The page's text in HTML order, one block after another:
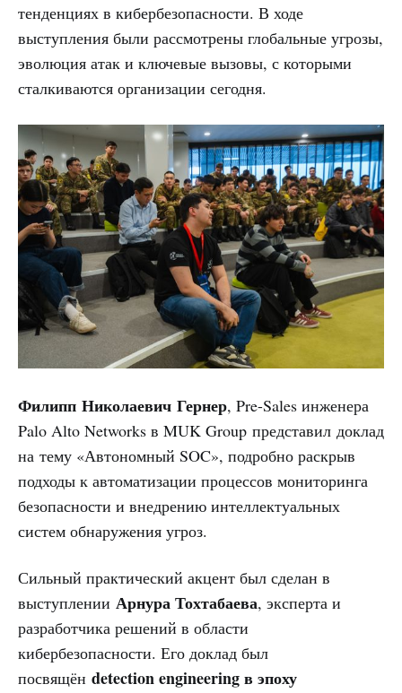
тенденциях в кибербезопасности. В ходе
выступления были рассмотрены глобальные угрозы,
эволюция атак и ключевые вызовы, с которыми
сталкиваются организации сегодня.
Филипп Николаевич Гернер, Pre-Sales инженера
Palo Alto Networks в MUK Group представил доклад
на тему «Автономный SOC», подробно раскрыв
подходы к автоматизации процессов мониторинга
безопасности и внедрению интеллектуальных
систем обнаружения угроз.
Сильный практический акцент был сделан в
выступлении Арнура Тохтабаева, эксперта и
разработчика решений в области
кибербезопасности. Его доклад был
посвящён detection engineering в эпоху